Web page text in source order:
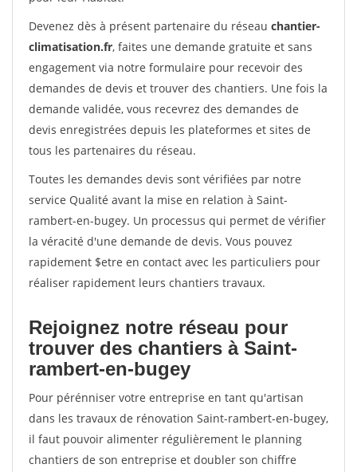
Devenez dès à présent partenaire du réseau chantier-
climatisation.fr, faites une demande gratuite et sans
engagement via notre formulaire pour recevoir des
demandes de devis et trouver des chantiers. Une fois la
demande validée, vous recevrez des demandes de
devis enregistrées depuis les plateformes et sites de
tous les partenaires du réseau.
Toutes les demandes devis sont vérifiées par notre
service Qualité avant la mise en relation à Saint-
rambert-en-bugey. Un processus qui permet de vérifier
la véracité d'une demande de devis. Vous pouvez
rapidement $etre en contact avec les particuliers pour
réaliser rapidement leurs chantiers travaux.
Rejoignez notre réseau pour
trouver des chantiers à Saint-
rambert-en-bugey
Pour pérénniser votre entreprise en tant qu'artisan
dans les travaux de rénovation Saint-rambert-en-bugey,
il faut pouvoir alimenter régulièrement le planning
chantiers de son entreprise et doubler son chiffre